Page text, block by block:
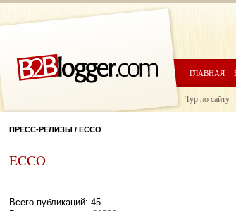
ГЛАВНАЯ
Тур по сайту
ПРЕСС-РЕЛИЗЫ / ECCO
ECCO
Всего публикаций: 45